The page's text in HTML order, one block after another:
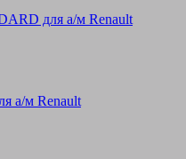
для а/м Renault